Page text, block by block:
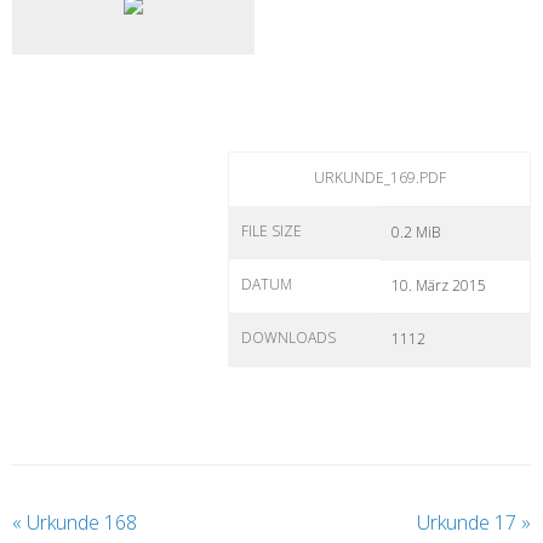
URKUNDE_169.PDF
FILE SIZE 0.2 MiB
DATUM 10. März 2015
DOWNLOADS 1112
« Urkunde 168 Urkunde 17 »